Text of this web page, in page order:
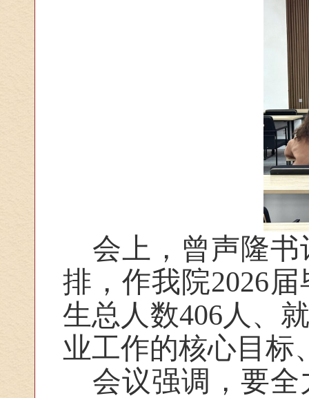
会上，曾声隆
排，作我院2026
生总人数406人、
业工作的核心目标
会议强调，要